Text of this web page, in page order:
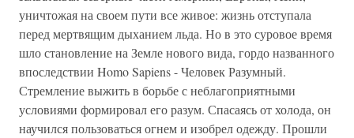
уничтожая на своем пути все живое: жизнь отступала
перед мертвящим дыханием льда. Но в это суровое время
шло становление на Земле нового вида, гордо названного
впоследствии Homo Sapiens - Человек Разумный.
Стремление выжить в борьбе с неблагоприятными
условиями формировал его разум. Спасаясь от холода, он
научился пользоваться огнем и изобрел одежду. Прошли